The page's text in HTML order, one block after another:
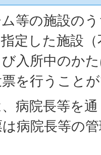
等の施設の
定した施設
入所中のか
を行うこと
病院長等を
病院長等の